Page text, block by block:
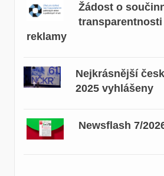
Žádost o
reklamy
Nejkrásnější
2025 vyhlášeny
Newsflash 7/